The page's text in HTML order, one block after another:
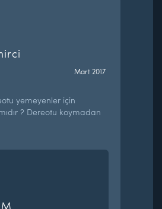
Mart 2017
yemeyenler için
? Dereotu koymadan